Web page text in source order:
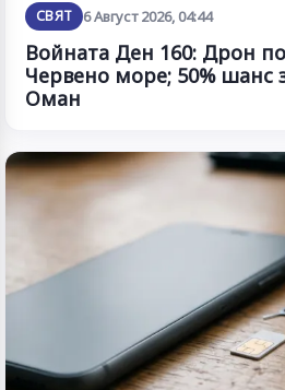
СВЯТ 6 Август 2026, 04:44
Войната Ден 160: Дрон
Червено море; 50% шанс
Оман